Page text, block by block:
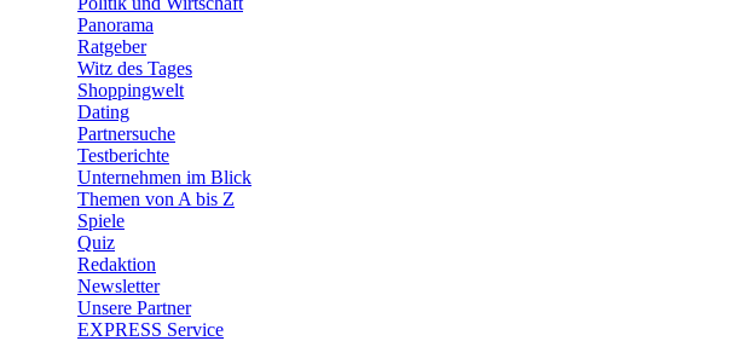
Panorama
Ratgeber
Witz des Tages
Shoppingwelt
Dating
Partnersuche
Testberichte
Unternehmen im Blick
Themen von A bis Z
Spiele
Quiz
Redaktion
Newsletter
Unsere Partner
EXPRESS Service